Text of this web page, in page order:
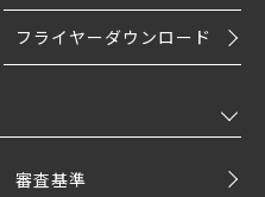
フライヤーダウンロード
審査基準